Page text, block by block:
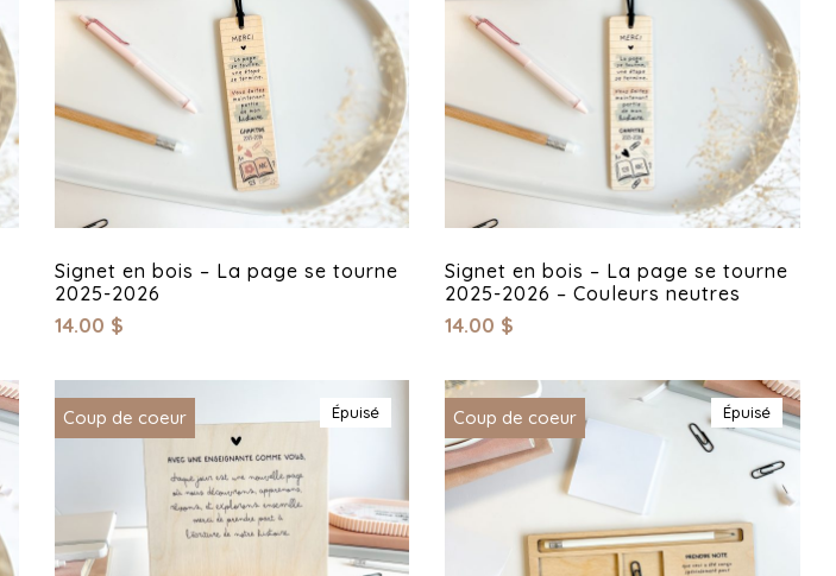
Signet en bois – La page se tourne
2025-2026
14.00 $
Signet en bois – La page se tourne
2025-2026 – Couleurs neutres
14.00 $
Coup de coeur Épuisé Coup de coeur Épuisé